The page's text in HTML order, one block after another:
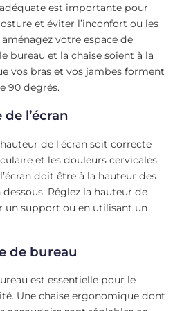
est importante pour
et éviter l’inconfort ou les
votre espace de
bureau et la chaise soient à la
vos bras et vos jambes forment
90 degrés.
l’écran
de l’écran soit correcte
et les douleurs cervicales.
doit être à la hauteur des
Réglez la hauteur de
un support ou en utilisant un
de bureau
est essentielle pour le
Une chaise ergonomique dont